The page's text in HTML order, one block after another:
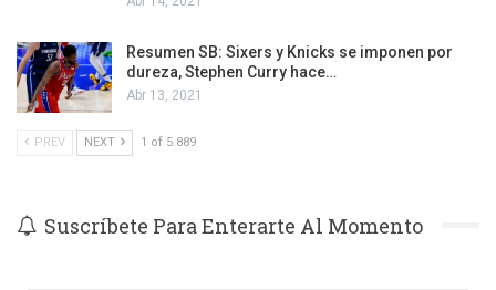
Resumen SB: Sixers y Knicks se imponen por
dureza, Stephen Curry hace…
Abr 13, 2021
PREV NEXT 1 of 5.889
Suscríbete Para Enterarte Al Momento